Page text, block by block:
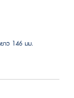
าว 146 มม.